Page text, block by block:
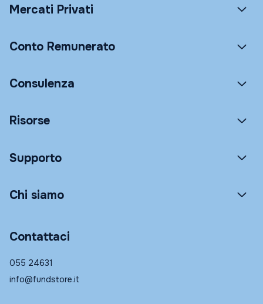
Mercati Privati
Conto Remunerato
Consulenza
Risorse
Supporto
Chi siamo
Contattaci
055 24631
info@fundstore.it